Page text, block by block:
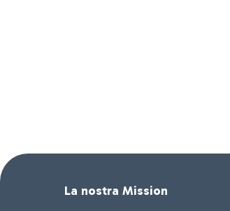
La nostra Mission